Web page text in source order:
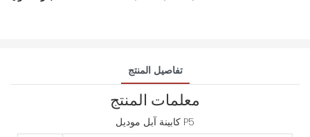
تفاصيل المنتج
معلمات المنتج
كابينة آبل موديل P5